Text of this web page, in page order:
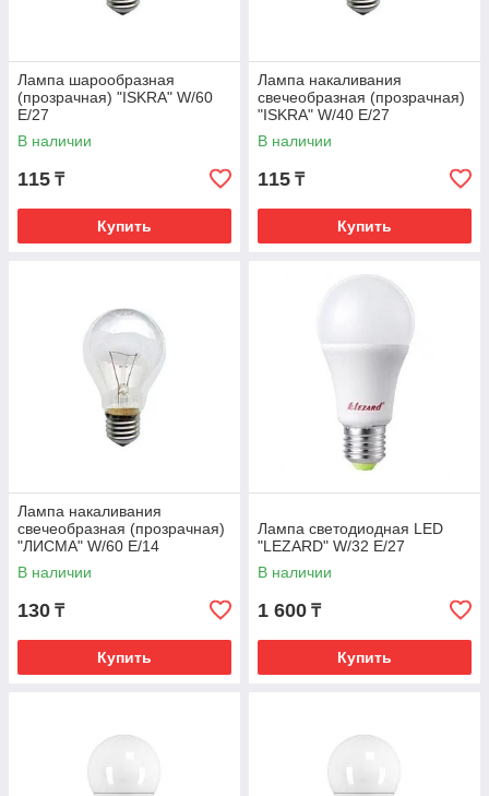
Лампа шарообразная
(прозрачная) "ISKRA" W/60
E/27
В наличии
115 ₸
Купить
Лампа накаливания
свечеобразная (прозрачная)
"ISKRA" W/40 E/27
В наличии
115 ₸
Купить
Лампа накаливания
свечеобразная (прозрачная)
"ЛИСМА" W/60 E/14
В наличии
130 ₸
Купить
Лампа светодиодная LED
"LEZARD" W/32 Е/27
В наличии
1 600 ₸
Купить